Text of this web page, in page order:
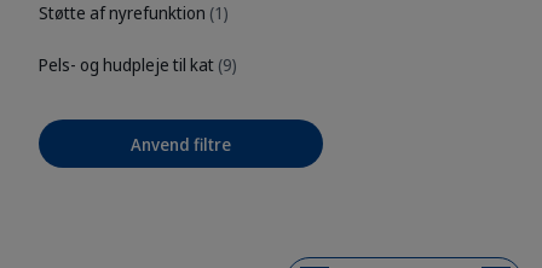
Støtte af nyrefunktion (1)
Pels- og hudpleje til kat (9)
Anvend filtre